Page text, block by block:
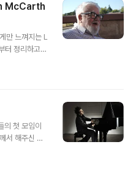
McCarth
만 느껴지는 L
터 정리하고자
어떤 분인지
McCart
며, 튜링 상
학자(cogniti
를 바탕으로
첫 모임이
서 해주신 이
의 원래 전공